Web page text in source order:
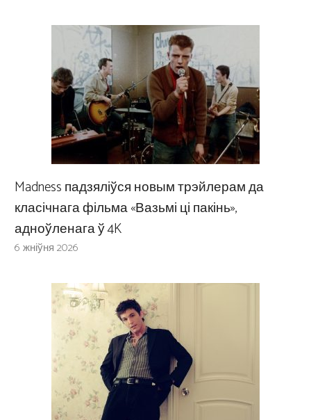
Madness падзяліўся новым трэйлерам да
класічнага фільма «Вазьмі ці пакінь»,
адноўленага ў 4K
6 жніўня 2026